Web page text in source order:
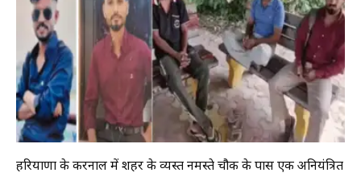
हरियाणा के करनाल में शहर के व्यस्त नमस्ते चौक के पास एक अनियंत्रित